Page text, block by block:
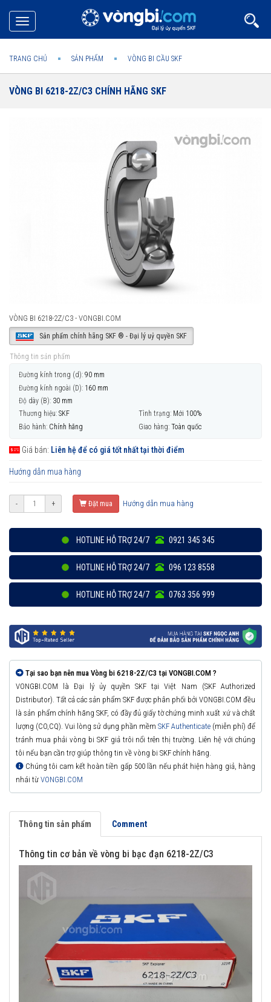
Toggle
navigation
TRANG CHỦ SẢN PHẨM VÒNG BI CẦU SKF
VÒNG BI 6218-2Z/C3 CHÍNH HÃNG SKF
VÒNG BI 6218-2Z/C3 - VONGBI.COM
Sản phẩm chính hãng SKF ® - Đại lý uỷ quyền SKF
Thông tin sản phẩm
Đường kính trong (d): 90 mm
Đường kính ngoài (D): 160 mm
Độ dày (B): 30 mm
Thương hiệu: SKF Tình trạng: Mới 100%
Bảo hành: Chính hãng Giao hàng: Toàn quốc
Giá bán: Liên hệ để có giá tốt nhất tại thời điểm
Hướng dẫn mua hàng
- + Đặt mua Hướng dẫn mua hàng
HOTLINE HỖ TRỢ 24/7 0921 345 345
HOTLINE HỖ TRỢ 24/7 096 123 8558
HOTLINE HỖ TRỢ 24/7 0763 356 999
Tại sao bạn nên mua Vòng bi 6218-2Z/C3 tại VONGBI.COM ?
VONGBI.COM là Đại lý ủy quyền SKF tại Việt Nam (SKF Authorized
Distributor). Tất cả các sản phẩm SKF được phân phối bởi VONGBI.COM đều
là sản phẩm chính hãng SKF, có đầy đủ giấy tờ chứng minh xuất xứ và chất
lượng (CO,CQ). Vui lòng sử dụng phần mềm SKF Authenticate (miễn phí) để
tránh mua phải vòng bi SKF giả trôi nổi trên thị trường. Liên hệ với chúng
tôi nếu bạn cần trợ giúp thông tin về vòng bi SKF chính hãng.
Chúng tôi cam kết hoàn tiền gấp 500 lần nếu phát hiện hàng giả, hàng
nhái từ VONGBI.COM
Thông tin sản phẩm Comment
Thông tin cơ bản về vòng bi bạc đạn 6218-2Z/C3